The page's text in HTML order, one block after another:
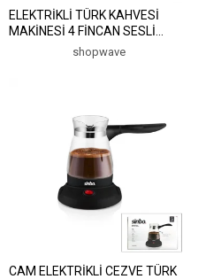
ELEKTRİKLİ TÜRK KAHVESİ
MAKİNESİ 4 FİNCAN SESLİ
UYARI - TAŞMA ÖNLEYİCİ
SİSTEM SCM-2984 (5047)
shopwave
CAM ELEKTRİKLİ CEZVE TÜRK